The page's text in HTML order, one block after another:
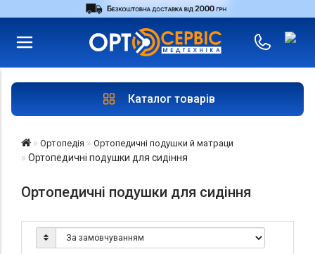
Магазини
UA Увійти
Каталог товарів
Ортопедія Ортопедичні подушки й матраци
Ортопедичні подушки для сидіння
Ортопедичні подушки для сидіння